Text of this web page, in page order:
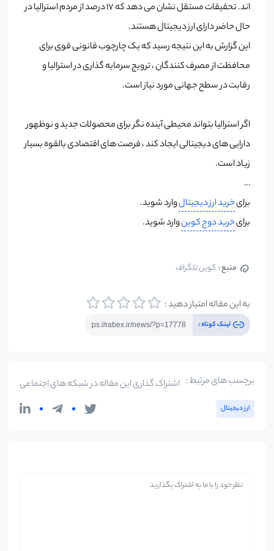
اند. تحقیقات مستقل نشان می دهد که 17 درصد از مردم استرالیا در
حال حاضر دارای ارز دیجیتال هستند.
این گزارش به این نتیجه رسید که یک چارچوب قانونی قوی برای
محافظت از مصرف کنندگان ، ترویج سرمایه گذاری در استرالیا و
رقابت در سطح جهانی مورد نیاز است.
اگر استرالیا بتواند محیطی آینده نگر برای محصولات جدید و نوظهور
دارایی های دیجیتالی ایجاد کند ، فرصت های اقتصادی بالقوه بسیار
زیاد است.
…
برایخرید ارز دیجیتالوارد شوید.
برایخرید دوج کوینوارد شوید.
منبع : کوین تلگراف
به این مقاله امتیاز دهید :
لینک کوتاه :
برچسب های مرتبط :
ارز دیجیتال
اشتراک گذاری این مقاله در شبکه های اجتماعی